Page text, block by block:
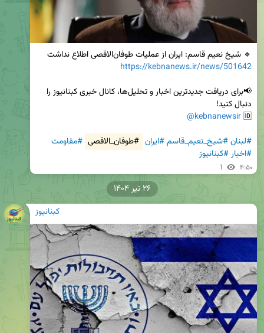
🔹 شیخ نعیم قاسم: ایران از عملیات طوفان‌الاقصی اطلاع نداشت
https://kebnanews.ir/news/501642
🆔
@kebnanewsir
#لبنان#شیخ_نعیم_قاسم#ایران #طوفان_الاقصی #مقاومت
#اخبار#کبنانیوز
1 ۴:۵۰
کبنانیوز
۲۶ تیر ۱۴۰۴